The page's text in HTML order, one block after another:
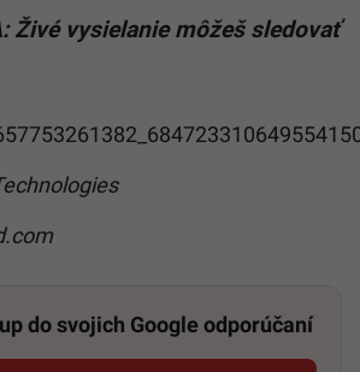
Živé vysielanie môžeš sledovať
do svojich Google odporúčaní